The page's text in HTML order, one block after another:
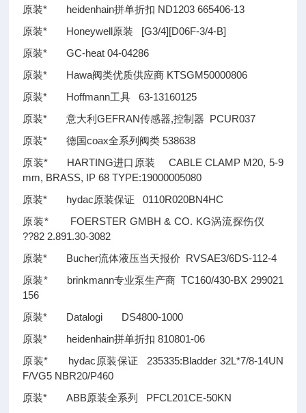
原装* heidenhain拼单折扣 ND1203 665406-13
原装* Honeywell原装 [G3/4][D06F-3/4-B]
原装* GC-heat 04-04286
原装* Hawa阀类优质供应商 KTSGM50000806
原装* Hoffmann工具 63-13160125
原装* 意大利GEFRAN传感器,控制器 PCUR037
原装* 德国coax全系列阀类 538638
原装* HARTING进口原装 CABLE CLAMP M20, 5-9
mm, BRASS, IP 68 TYPE:19000005080
原装* hydac原装保证 0110R020BN4HC
原装* FOERSTER GMBH & CO. KG涡流探伤仪
??82 2.891.30-3082
原装* Bucher流体液压当天报价 RVSAE3/6DS-112-4
原装* brinkmann专业泵生产商 TC160/430-BX 299021
156
原装* Datalogi DS4800-1000
原装* heidenhain拼单折扣 810801-06
原装* hydac原装保证 235335:Bladder 32L*7/8-14UN
F/VG5 NBR20/P460
原装* ABB原装全系列 PFCL201CE-50KN